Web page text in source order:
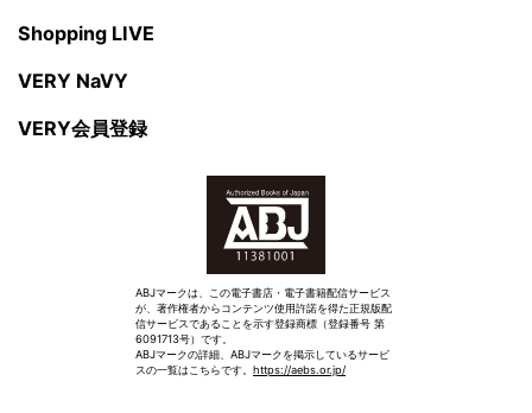
Shopping LIVE
VERY NaVY
VERY会員登録
ABJマークは、この電子書店・電子書籍配信サービス
が、著作権者からコンテンツ使用許諾を得た正規版配
信サービスであることを示す登録商標（登録番号 第
6091713号）です。
ABJマークの詳細、ABJマークを掲示しているサービ
スの一覧はこちらです。 https://aebs.or.jp/